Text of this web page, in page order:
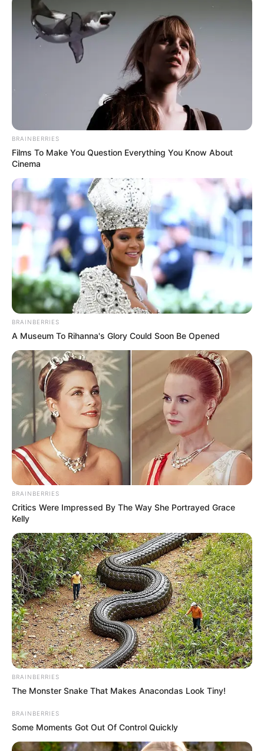
BRAINBERRIES
Films To Make You Question Everything You Know About
Cinema
BRAINBERRIES
A Museum To Rihanna's Glory Could Soon Be Opened
BRAINBERRIES
Critics Were Impressed By The Way She Portrayed Grace
Kelly
BRAINBERRIES
The Monster Snake That Makes Anacondas Look Tiny!
BRAINBERRIES
Some Moments Got Out Of Control Quickly